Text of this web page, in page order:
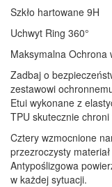
Szkło hartowane 9H
Uchwyt Ring 360°
Maksymalna Ochrona
Zadbaj o
zestawowi
Etui wykonane z
TPU skutecznie
Cztery wzmocnione
przezroczysty
Antypoślizgowa
w każdej sytuacji.